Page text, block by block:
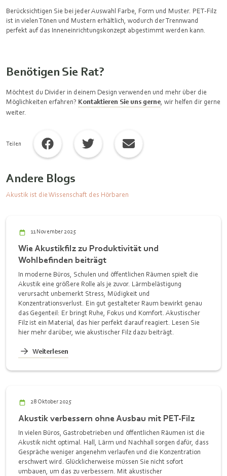
Berücksichtigen Sie bei jeder Auswahl Farbe, Form und Muster. PET-Filz
ist in vielen Tönen und Mustern erhältlich, wodurch der Trennwand
perfekt auf das Inneneinrichtungskonzept abgestimmt werden kann.
Benötigen Sie Rat?
Möchtest du Divider in deinem Design verwenden und mehr über die
Möglichkeiten erfahren? Kontaktieren Sie uns gerne , wir helfen dir gerne
weiter.
Teilen
Andere Blogs
Akustik ist die Wissenschaft des Hörbaren
11 November 2025
Wie Akustikfilz zu Produktivität und
Wohlbefinden beiträgt
In moderne Büros, Schulen und öffentlichen Räumen spielt die
Akustik eine größere Rolle als je zuvor. Lärmbelästigung
verursacht unbemerkt Stress, Müdigkeit und
Konzentrationsverlust. Ein gut gestalteter Raum bewirkt genau
das Gegenteil: Er bringt Ruhe, Fokus und Komfort. Akustischer
Filz ist ein Material, das hier perfekt darauf reagiert. Lesen Sie
hier mehr darüber, wie akustischer Filz dazu beiträgt.
Weiterlesen
28 Oktober 2025
Akustik verbessern ohne Ausbau mit PET-Filz
In vielen Büros, Gastrobetrieben und öffentlichen Räumen ist die
Akustik nicht optimal. Hall, Lärm und Nachhall sorgen dafür, dass
Gespräche weniger angenehm verlaufen und die Konzentration
erschwert wird. Glücklicherweise müssen Sie nicht sofort
umbauen, um das zu verbessern. Mit akustischer